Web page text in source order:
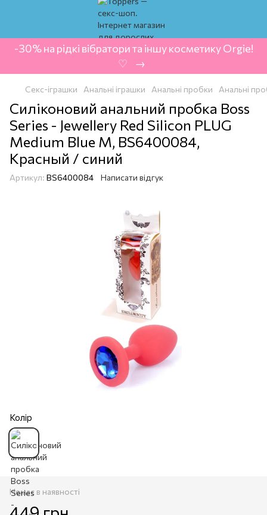
-30% на рідкі вібратори та іншу косметику Orgie!
‍ ♡ ‍ → ‍
Секс-іграшки Анальні іграшки Анальні пробки Анальні
Силіконовий анальний пробка Boss
Series - Jewellery Red Silicon PLUG
Medium Blue M, BS6400084,
Красный / синий
Артикул: BS6400084 Написати відгук
Колір
Немає в наявності